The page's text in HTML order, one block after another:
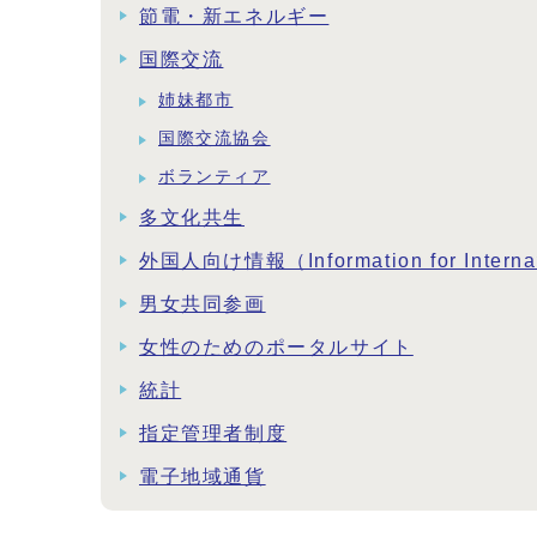
節電・新エネルギー
国際交流
姉妹都市
国際交流協会
ボランティア
多文化共生
外国人向け情報（Information for
男女共同参画
女性のためのポータルサイト
統計
指定管理者制度
電子地域通貨